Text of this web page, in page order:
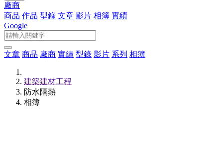
廠商
商品 作品 型錄 文章 影片 相簿 實績
Google
文章 商品 廠商 實績 型錄 影片 系列 相簿
建築建材工程
防水隔熱
相簿